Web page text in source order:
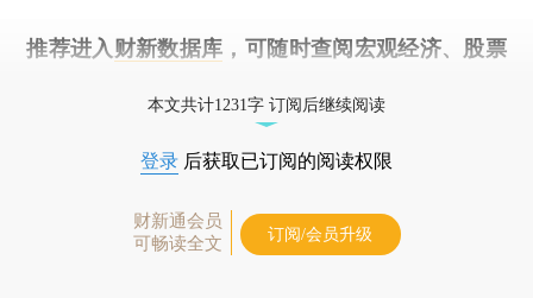
推荐进入 财新数据库 ，可随时查阅宏观经济、股票
本文共计1231字 订阅后继续阅读
登录 后获取已订阅的阅读权限
财新通会员
可畅读全文
订阅/会员升级